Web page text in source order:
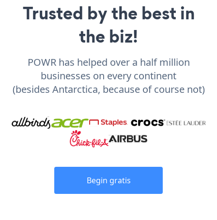
Trusted by the best in
the biz!
POWR has helped over a half million
businesses on every continent
(besides Antarctica, because of course not)
Begin gratis